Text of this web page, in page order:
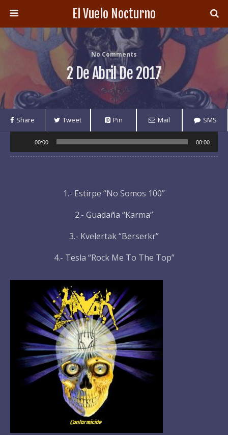
El Vuelo Nocturno
No Comments
2 De Abril De 2017
Share Tweet Pin Mail SMS
Player
00:00 00:00
1.- Estirpe “No Somos 100”
2.- Guadaña “Karma”
3.- Kvelertak “Berserkr”
4.- Tesla “Rock Me To The Top”